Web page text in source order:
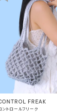
FREAK
ントロールフリーク